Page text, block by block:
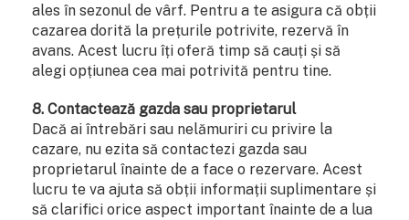
ales în sezonul de vârf. Pentru a te asigura că obții
cazarea dorită la prețurile potrivite, rezervă în
avans. Acest lucru îți oferă timp să cauți și să
alegi opțiunea cea mai potrivită pentru tine.
8. Contactează gazda sau proprietarul
Dacă ai întrebări sau nelămuriri cu privire la
cazare, nu ezita să contactezi gazda sau
proprietarul înainte de a face o rezervare. Acest
lucru te va ajuta să obții informații suplimentare și
să clarifici orice aspect important înainte de a lua